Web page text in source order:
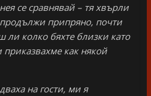
се сравнявай – тя хвърли
припряно, почти
колко бяхте близки като
приказвахме как някой
на гости, ми я